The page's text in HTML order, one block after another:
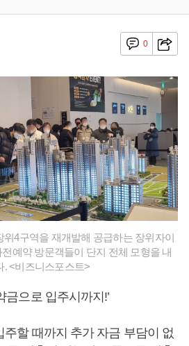
0
4구역을 재개발해 공급하는 장위자이
예약 방문객들이 단지 전체 모형을 내
. <비즈니스포스트>
금으로 입주시까지!’
주할 때까지 추가 자금 부담이 없